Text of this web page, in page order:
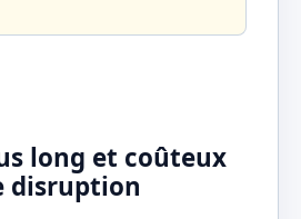
long et coûteux
disruption